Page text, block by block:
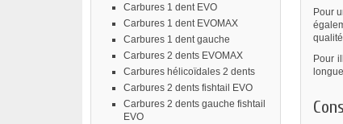
Carbures 1 dent EVO
Carbures 1 dent EVOMAX
Carbures 1 dent gauche
Carbures 2 dents EVOMAX
Carbures hélicoïdales 2 dents
Carbures 2 dents fishtail EVO
Carbures 2 dents gauche fishtail
EVO
Pour
Pour